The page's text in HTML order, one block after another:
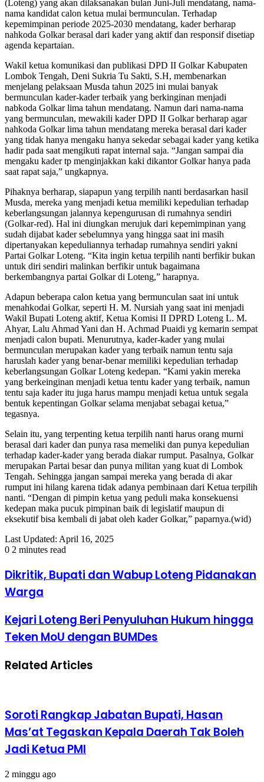
(Loteng) yang akan dilaksanakan bulan Juni-Juli mendatang, nama-
nama kandidat calon ketua mulai bermunculan. Terhadap
kepemimpinan periode 2025-2030 mendatang, kader berharap
nahkoda Golkar berasal dari kader yang aktif dan responsif disetiap
agenda kepartaian.
Wakil ketua komunikasi dan publikasi DPD II Golkar Kabupaten
Lombok Tengah, Deni Sukria Tu Sakti, S.H, membenarkan
menjelang pelaksaan Musda tahun 2025 ini mulai banyak
bermunculan kader-kader terbaik yang berkinginan menjadi
nabkoda Golkar lima tahun mendatang. Namun dari nama-nama
yang bermunculan, mewakili kader DPD II Golkar berharap agar
nahkoda Golkar lima tahun mendatang mereka berasal dari kader
yang tidak hanya mengaku hanya sekedar sebagai kader yang ketika
hadir pada saat mengikuti rapat internal saja. “Jangan sampai dia
mengaku kader tp menginjakkan kaki dikantor Golkar hanya pada
saat rapat saja,” ungkapnya.
Pihaknya berharap, siapapun yang terpilih nanti berdasarkan hasil
Musda, mereka yang menjadi ketua memiliki kepedulian terhadap
keberlangsungan jalannya kepengurusan di rumahnya sendiri
(Golkar-red). Hal ini diungkan merujuk dari kepemimpinan yang
sudah dijabat kader sebelumnya yang hingga saat ini masih
dipertanyakan kepeduliannya terhadap rumahnya sendiri yakni
Partai Golkar Loteng. “Kita ingin ketua terpilih nanti berfikir bukan
untuk diri sendiri malinkan berfikir untuk bagaimana
berkembangnya partai Golkar di Loteng,” harapnya.
Adapun beberapa calon ketua yang bermunculan saat ini untuk
menahkodai Golkar, seperti H. M. Nursiah yang saat ini menjadi
Wakil Bupati Loteng aktif, Ketua Komisi II DPRD Loteng L. M.
Ahyar, Lalu Ahmad Yani dan H. Achmad Puaidi yg kemarin sempat
menjadi calon bupati. Menurutnya, kader-kader yang mulai
bermunculan merupakan kader yang terbaik namun tentu saja
haruslah kader yang benar-benar memiliki kepedulian terhadap
keberlangsungan Golkar Loteng kedepan. “Kami yakin mereka
yang berkeinginan menjadi ketua tentu kader yang terbaik, namun
tentu saja kader itu juga harus mampu menjadi ketua untuk segala
bentuk kepentingan Golkar selama menjabat sebagai ketua,”
tegasnya.
Selain itu, yang terpenting ketua terpilih nanti harus orang murni
berasal dari kader dan punya rasa memeliki dan punya kepedulian
terhadap kader-kader yang berada diakar rumput. Pasalnya, Golkar
merupakan Partai besar dan punya militan yang kuat di Lombok
Tengah. Sehingga jangan sampai mereka yang berada di akar
rumput ini hilang karena tidak adanya pembinaan dari Ketua terpilih
nanti. “Dengan di pimpin ketua yang peduli maka konsekuensi
kedepan maka pucuk pimpinan baik di legislatif maupun di
eksekutif bisa kembali di jabat oleh kader Golkar,” paparnya.(wid)
Last Updated: April 16, 2025
0 2 minutes read
Dikritik, Bupati dan Wabup Loteng Pidanakan
Warga
Kejari Loteng Beri Penyuluhan Hukum hingga
Teken MoU dengan BUMDes
Related Articles
Soroti Rangkap Jabatan Bupati, Hasan
Mas’at Tegaskan Kepala Daerah Tak Boleh
Jadi Ketua PMI
2 minggu ago